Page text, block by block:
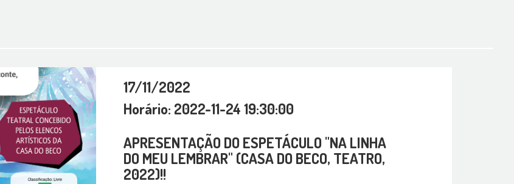
17/11/2022
Horário: 2022-11-24 19:30:00
APRESENTAÇÃO DO ESPETÁCULO "NA LINHA
DO MEU LEMBRAR" (CASA DO BECO, TEATRO,
2022)!!